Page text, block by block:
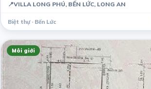
📍VILLA LONG PHÚ, BẾN LỨC, LONG AN
Biệt thự · Bến Lức
Môi giới